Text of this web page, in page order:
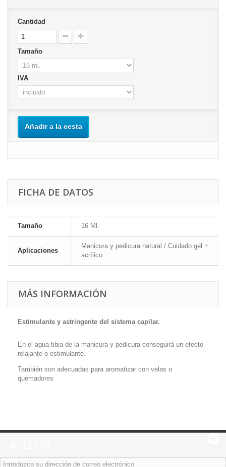
Cantidad
Tamaño
IVA
Añadir a la cesta
FICHA DE DATOS
Tamaño 16 Ml.
Aplicaciones
Manicura y pedicura natural / Cuidado gel +
acrílico
MÁS INFORMACIÓN
Estimulante y astringente del sistema capilar.
En el agua tibia de la manicura y pedicura conseguirá un efecto
relajante o estimulante.
También son adecuadas para aromatizar con velas o
quemadores